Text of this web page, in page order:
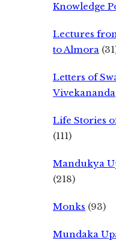
Knowledge
Lectures
to Almora
Letters of
Vivekananda
Life Stories
(111)
Mandukya
(218)
Monks (93)
Mundaka